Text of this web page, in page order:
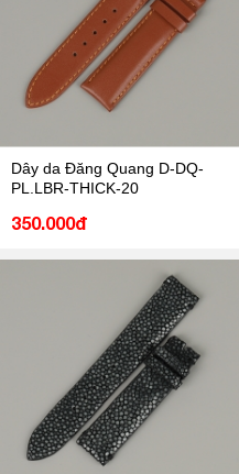
Dây da Đăng Quang D-DQ-
PL.LBR-THICK-20
350.000đ